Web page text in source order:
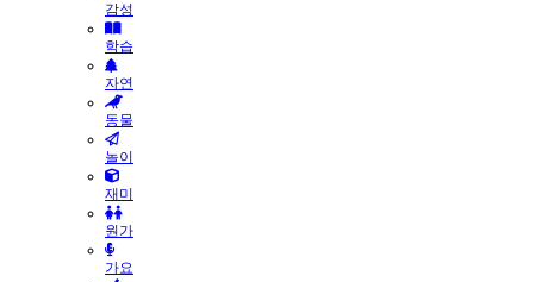
감성
학습
자연
동물
놀이
재미
원가
가요